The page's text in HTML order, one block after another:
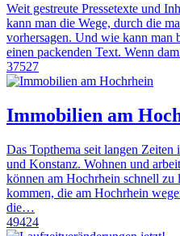
Weit gestreute Pressetexte und
kann man die Wege, durch die
vorhersagen. Und wie kann man
einen packenden Text. Wenn
37527
Immobilien am
Das Topthema seit langen Zeiten
und Konstanz. Wohnen und
können am Hochrhein schnell zu
kommen, die am Hochrhein
die…
49424